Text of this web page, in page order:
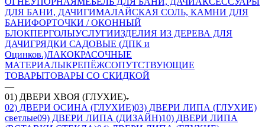
ДЛЯ БАНИ, ДАЧИГИМАЛАЙСКАЯ СОЛЬ, КАМНИ ДЛЯ
БАНИФОРТОЧКИ / ОКОННЫЙ
БЛОКПЕРГОЛЫУСЛУГИИЗДЕЛИЯ ИЗ ДЕРЕВА ДЛЯ
ДАЧИГРЯДКИ САДОВЫЕ (ДПК и
Оцинков.)ЛАКОКРАСОЧНЫЕ
МАТЕРИАЛЫКРЕПЁЖСОПУТСТВУЮЩИЕ
ТОВАРЫТОВАРЫ СО СКИДКОЙ
—
01) ДВЕРИ ХВОЯ (ГЛУХИЕ)
02) ДВЕРИ ОСИНА (ГЛУХИЕ)03) ДВЕРИ ЛИПА (ГЛУХИЕ)
светлые09) ДВЕРИ ЛИПА (ДИЗАЙН)10) ДВЕРИ ЛИПА